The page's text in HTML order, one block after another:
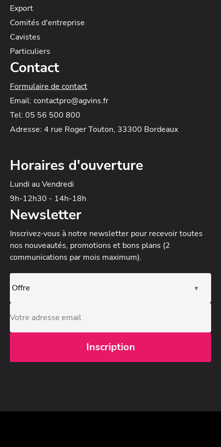
Export
Comités d'entreprise
Cavistes
Particuliers
Contact
Formulaire de contact
Email: contactpro@agvins.fr
Tel: 05 56 500 800
Adresse: 4 rue Roger Touton, 33300 Bordeaux
Horaires d'ouverture
Lundi au Vendredi
9h-12h30 - 14h-18h
Newsletter
Inscrivez-vous à notre newsletter pour recevoir toutes
nos nouveautés, promotions et bons plans (2
communications par mois maximum).